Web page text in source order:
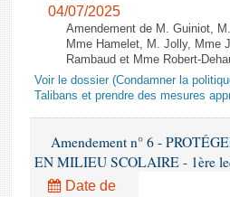
04/07/2025
Amendement de M. Guiniot,
Mme Hamelet, M. Jolly, Mme
Rambaud et Mme Robert-
Voir le dossier (Condamner la
Talibans et prendre des mesures
Amendement n° 6 -
EN MILIEU SCOLAIRE - 1ère
Date de